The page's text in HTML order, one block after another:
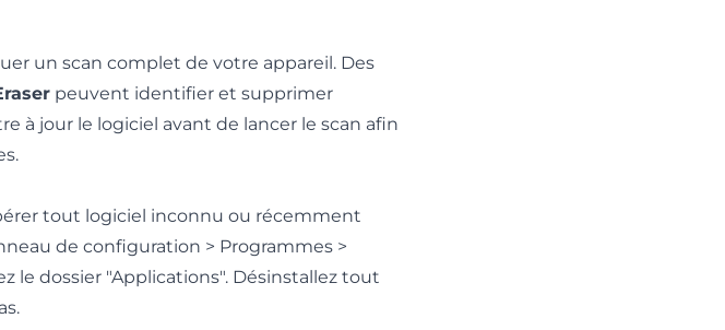
un scan complet de votre appareil. Des
peuvent identifier et supprimer
à jour le logiciel avant de lancer le scan afin
tout logiciel inconnu ou récemment
de configuration > Programmes >
le dossier "Applications". Désinstallez tout